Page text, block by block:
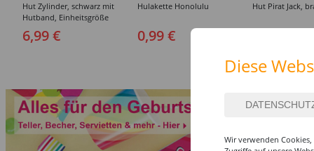
Hut Zylinder, schwarz mit
Hutband, Einheitsgröße
6,99 €
Hulakette Honolulu
0,99 €
Hut Pirat Jack,
Diese
Wir verwenden